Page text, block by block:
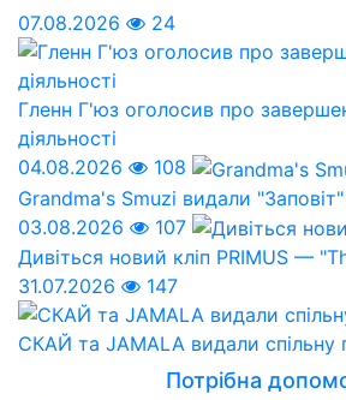
07.08.2026 24
Гленн Г'юз оголосив про
діяльності
04.08.2026
108
Grandma's Smuzi видали "Заповіт"
03.08.2026
107
Дивіться новий кліп PRIMUS —
31.07.2026
147
СКАЙ та JAMALA видали спільну
Потрібна